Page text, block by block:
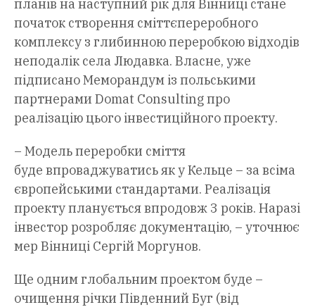
планів на наступний рік для Вінниці стане
початок створення сміттєпереробного
комплексу з глибинною переробкою відходів
неподалік села Людавка. Власне, уже
підписано Меморандум із польськими
партнерами Domat Consulting про
реалізацію цього інвестиційного проекту.
– Модель переробки сміття
буде впроваджуватись як у Кельце – за всіма
європейськими стандартами. Реалізація
проекту планується впродовж 3 років. Наразі
інвестор розробляє документацію, – уточнює
мер Вінниці Сергій Моргунов.
Ще одним глобальним проектом буде –
очищення річки Південний Буг (від